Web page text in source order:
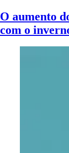
O aumento
com o